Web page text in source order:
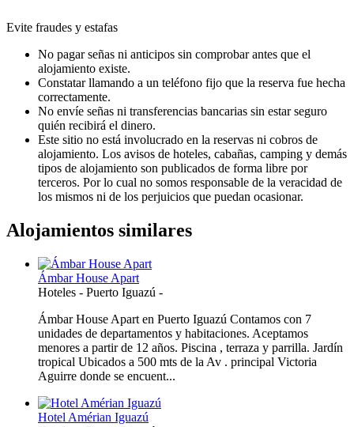
Evite fraudes y estafas
No pagar señas ni anticipos sin comprobar antes que el
alojamiento existe.
Constatar llamando a un teléfono fijo que la reserva fue hecha
correctamente.
No envíe señas ni transferencias bancarias sin estar seguro
quién recibirá el dinero.
Este sitio no está involucrado en la reservas ni cobros de
alojamiento. Los avisos de hoteles, cabañas, camping y demás
tipos de alojamiento son publicados de forma libre por
terceros. Por lo cual no somos responsable de la veracidad de
los mismos ni de los perjuicios que puedan ocasionar.
Alojamientos similares
Ámbar House Apart
Hoteles - Puerto Iguazú -
Ámbar House Apart en Puerto Iguazú Contamos con 7
unidades de departamentos y habitaciones. Aceptamos
menores a partir de 12 años. Piscina , terraza y parrilla. Jardín
tropical Ubicados a 500 mts de la Av . principal Victoria
Aguirre donde se encuent...
Hotel Amérian Iguazú